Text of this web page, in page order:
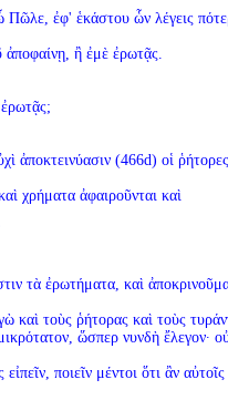
Πῶλε, ἐφ' ἑκάστου ὧν λέγεις
ἀποφαίνῃ, ἢ ἐμὲ ἐρωτᾷς.
ἀποκτεινύασιν (466d) οἱ
χρήματα ἀφαιροῦνται καὶ
τὰ ἐρωτήματα, καὶ
τοὺς ῥήτορας καὶ τοὺς
ὥσπερ νυνδὴ ἔλεγον·
ποιεῖν μέντοι ὅτι ἂν